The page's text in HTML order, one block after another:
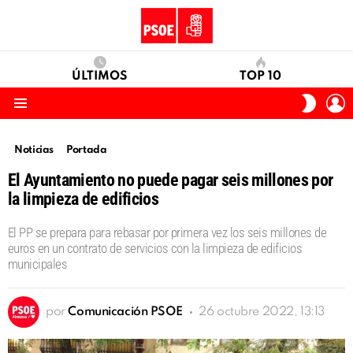
ÚLTIMOS TOP 10
SKIN
Noticias Portada
El Ayuntamiento no puede pagar seis millones por
la limpieza de edificios
El PP se prepara para rebasar por primera vez los seis millones de
euros en un contrato de servicios con la limpieza de edificios
municipales
por Comunicación PSOE 26 octubre 2022, 13:13